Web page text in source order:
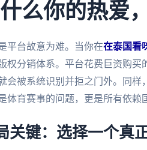
么你的热爱
平台故意为难。当你在在泰国看
权分销体系。平台花费巨资购
会被系统识别并拒之门外。同样
体育赛事的问题，更是所有依赖
关键：选择一个真